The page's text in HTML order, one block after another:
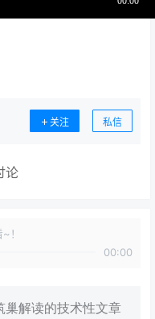
关注 私信
论
！
00:00
巢解读的技术性文章